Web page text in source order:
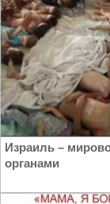
Израиль –
органами